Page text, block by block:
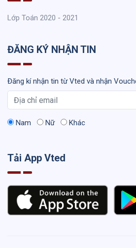
Lớp Toán 2020 - 2021
ĐĂNG KÝ NHẬN TIN
Đăng kí nhận tin từ Vted và nhận
Nam Nữ Khác
Tải App Vted